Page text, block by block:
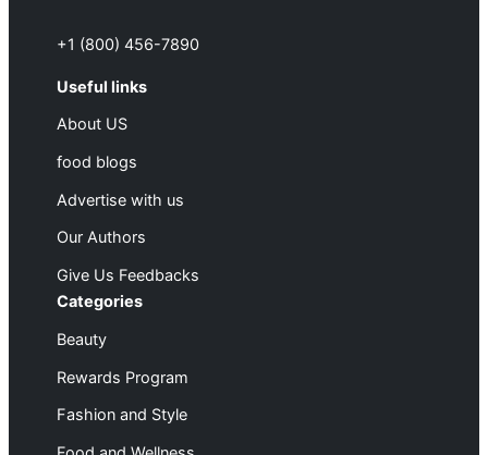
+1 (800) 456-7890
Useful links
About US
food blogs
Advertise with us
Our Authors
Give Us Feedbacks
Categories
Beauty
Rewards Program
Fashion and Style